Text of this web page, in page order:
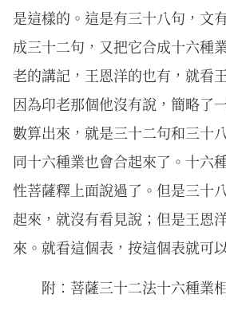
是這樣的。這是有三十八句，文
成三十二句，又把它合成十六種
老的講記，王恩洋的也有，就看
因為印老那個他沒有說，簡略了
數算出來，就是三十二句和三十
同十六種業也會合起來了。十六
性菩薩釋上面說過了。但是三十
起來，就沒有看見說；但是王恩
來。就看這個表，按這個表就可
附：菩薩三十二法十六種業